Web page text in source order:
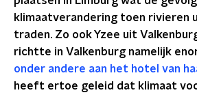
klimaatverandering toen rivieren
traden. Zo ook Yzee uit
richtte in Valkenburg namelijk
onder andere aan het hotel van
heeft ertoe geleid dat klimaat